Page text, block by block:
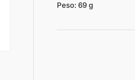
Peso: 69 g